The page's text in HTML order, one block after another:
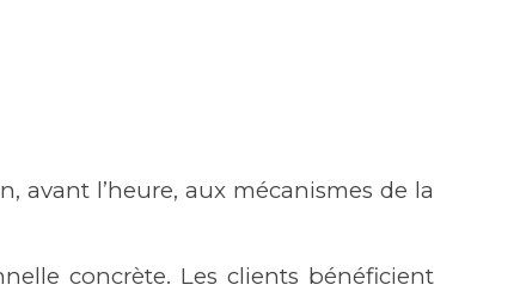
avant l’heure, aux mécanismes de la
concrète. Les clients bénéficient